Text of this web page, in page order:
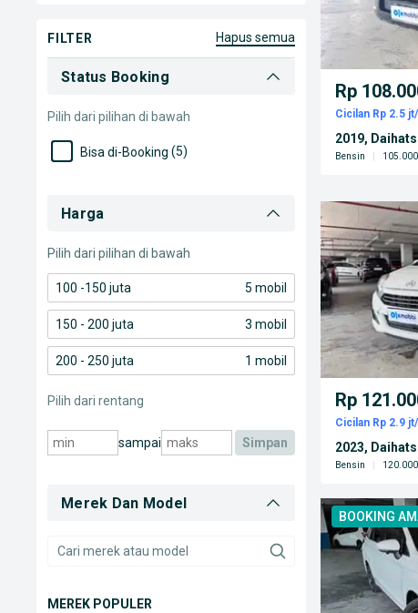
FILTER hapus semua
Status Booking
Pilih dari pilihan di bawah
Bisa di-Booking (5)
Harga
Pilih dari pilihan di bawah
100 -150 juta 5 mobil
150 - 200 juta 3 mobil
200 - 250 juta 1 mobil
Pilih dari rentang
sampai simpan
Merek Dan Model
MEREK POPULER
Rp
Cicilan Rp 2.5
2019,
Bensin
Rp
Cicilan Rp 2.9
2023,
Bensin
BOOKING